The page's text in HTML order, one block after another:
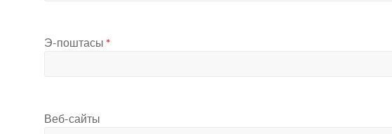
Э-поштасы *
Веб-сайты